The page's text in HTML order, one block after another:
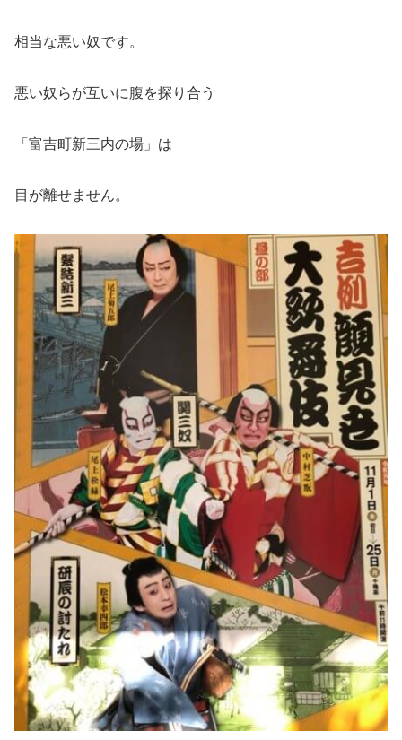
相当な悪い奴です。
悪い奴らが互いに腹を探り合う
「富吉町新三内の場」は
目が離せません。